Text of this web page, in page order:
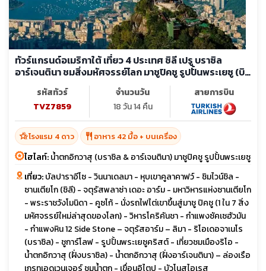
ทัวร์แกรนด์อเมริกาใต้ เที่ยว 4 ประเทศ ชิลี เปรู บราซิล
อาร์เจนตินา ชมสิ่งมหัศจรรย์โลก มาชูปิคชู รูปปั้นพระเยซู (บิน
รหัสทัวร์
TVZ7859
จำนวนวัน
18 วัน 14 คืน
สายการบิน
hotel_classโรงแรม 4 ดาว restaurant อาหาร 42 มื้อ + บนเครื่อง
ไฮไลท์:น้ำตกอิกวาสุ (บราซิล & อาร์เจนตินา) มาชูปิคชู รูปปั้นพระเยซู
เที่ยว:บัลปาราอีโซ - วินนาเดลมา - หุบเขาคูลาคาฟว์ - ชิมไวน์ชิล -
ซานเตียโก (ชิลี) - จตุรัสพลาซ่า เดอะ อาร์ม - มหาวิหารแห่งซานเตียโก
- พระราชวังโมนิดา - คูซโก้ - นั่งรถไฟไต่เขาขึ้นสู่มาชู ปิคชู (1 ใน 7 สิ่ง
มหัศจรรย์ใหม่ล่าสุดของโลก) - วิหารโคริคันชา - กำแพงซัคเซฮัวมัน
- กำแพงหิน 12 Side Stone – จตุรัสอาร์ม – ลิมา - ริโอเดอจาเนโร
(บราซิล) - ชูการ์โลฟ - รูปปั้นพระเยซูคริสต์ - เที่ยวชมเมืองริโอ -
น้ำตกอิกวาสุ (ฝั่งบราซิล) - น้ำตกอิกวาสุ (ฝั่งอาร์เจนตินา) – ล่องเรือ
เกรทเอดเวนเจอร์ ชมน้ำตก - เขื่อนอิไตปู - บัวโนสไอเรส